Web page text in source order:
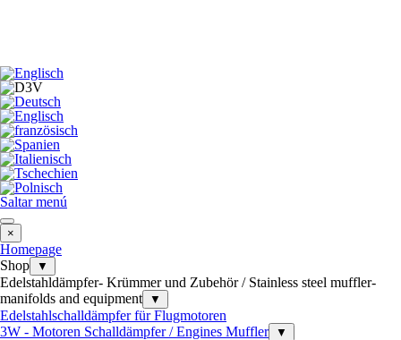
Saltar menú
×
Homepage
Shop
▼
Edelstahldämpfer- Krümmer und Zubehör / Stainless steel muffler-
manifolds and equipment
▼
Edelstahlschalldämpfer für Flugmotoren
3W - Motoren Schalldämpfer / Engines Muffler
▼